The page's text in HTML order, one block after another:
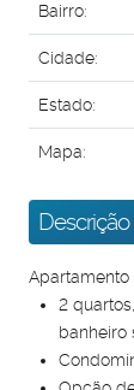
Bairro:
Cidade:
Estado:
Mapa:
Apartamento
2
banheiro